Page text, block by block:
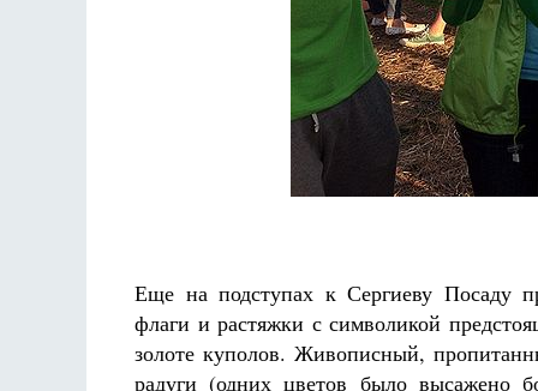
Еще на подступах к Сергиеву Посаду
флаги и растяжки с символикой
золоте куполов. Живописный,
радуги (одних цветов было высажено